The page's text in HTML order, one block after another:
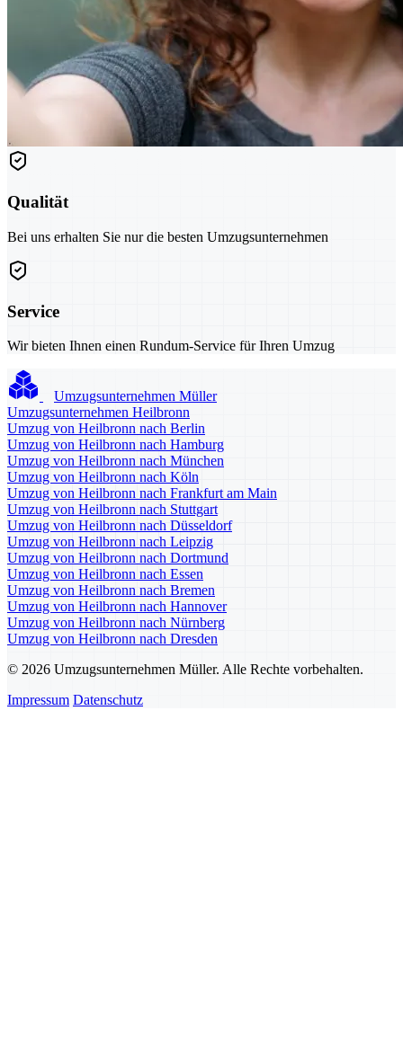
Qualität
Bei uns erhalten Sie nur die besten Umzugsunternehmen
Service
Wir bieten Ihnen einen Rundum-Service für Ihren Umzug
Umzugsunternehmen Müller
Umzugsunternehmen Heilbronn
Umzug von Heilbronn nach Berlin
Umzug von Heilbronn nach Hamburg
Umzug von Heilbronn nach München
Umzug von Heilbronn nach Köln
Umzug von Heilbronn nach Frankfurt am Main
Umzug von Heilbronn nach Stuttgart
Umzug von Heilbronn nach Düsseldorf
Umzug von Heilbronn nach Leipzig
Umzug von Heilbronn nach Dortmund
Umzug von Heilbronn nach Essen
Umzug von Heilbronn nach Bremen
Umzug von Heilbronn nach Hannover
Umzug von Heilbronn nach Nürnberg
Umzug von Heilbronn nach Dresden
© 2026 Umzugsunternehmen Müller. Alle Rechte vorbehalten.
Impressum Datenschutz